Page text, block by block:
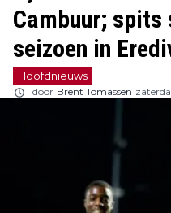
Cambuur; spits
seizoen in
Hoofdnieuws
door Brent Tomassen